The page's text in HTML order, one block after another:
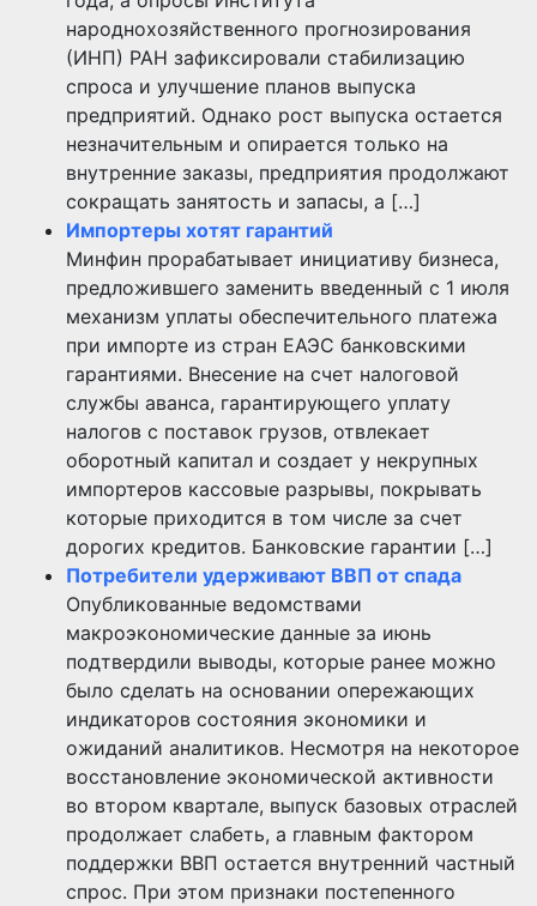
народнохозяйственного прогнозирования
(ИНП) РАН зафиксировали стабилизацию
спроса и улучшение планов выпуска
предприятий. Однако рост выпуска остается
незначительным и опирается только на
внутренние заказы, предприятия продолжают
сокращать занятость и запасы, а […]
Импортеры хотят гарантий
Минфин прорабатывает инициативу бизнеса,
предложившего заменить введенный с 1 июля
механизм уплаты обеспечительного платежа
при импорте из стран ЕАЭС банковскими
гарантиями. Внесение на счет налоговой
службы аванса, гарантирующего уплату
налогов с поставок грузов, отвлекает
оборотный капитал и создает у некрупных
импортеров кассовые разрывы, покрывать
которые приходится в том числе за счет
дорогих кредитов. Банковские гарантии […]
Потребители удерживают ВВП от спада
Опубликованные ведомствами
макроэкономические данные за июнь
подтвердили выводы, которые ранее можно
было сделать на основании опережающих
индикаторов состояния экономики и
ожиданий аналитиков. Несмотря на некоторое
восстановление экономической активности
во втором квартале, выпуск базовых отраслей
продолжает слабеть, а главным фактором
поддержки ВВП остается внутренний частный
спрос. При этом признаки постепенного